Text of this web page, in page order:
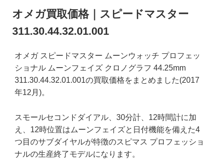
オメガ買取価格｜スピードマスター
311.30.44.32.01.001
オメガ スピードマスター ムーンウォッチ プロフェッ
ショナル ムーンフェイズ クロノグラフ 44.25mm
311.30.44.32.01.001の買取価格をまとめました(2017
年12月)。
スモールセコンドダイアル、30分計、12時間計に加
え、12時位置はムーンフェイズと日付機能を備えた4
つ目のサブダイヤルが特徴のスピマス プロフェッショ
ナルの生産終了モデルになります。